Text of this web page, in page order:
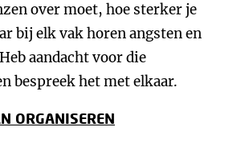
over moet, hoe sterker je
bij elk vak horen angsten en
aandacht voor die
bespreek het met elkaar.
ORGANISEREN